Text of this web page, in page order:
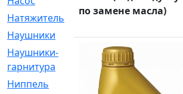
Натяжитель
[125]
Наушники
[8]
Наушники-
гарнитура
[2]
Ниппель
[1]
по замене масла)